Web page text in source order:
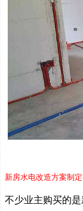
新房水电改造方案制
不少业主购买的